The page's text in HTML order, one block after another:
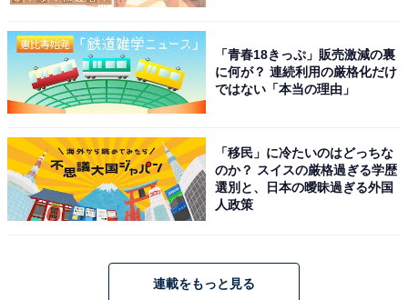
【6780円】コイズミ ヘアドライヤー モンスター
大風量 速乾 マイナスイオン ブラック【15％オ
「青春18きっぷ」販売激減の裏
に何が？ 連続利用の厳格化だけ
ではない「本当の理由」
「移民」に冷たいのはどっちな
のか？ スイスの厳格過ぎる学歴
選別と、日本の曖昧過ぎる外国
人政策
連載をもっと見る